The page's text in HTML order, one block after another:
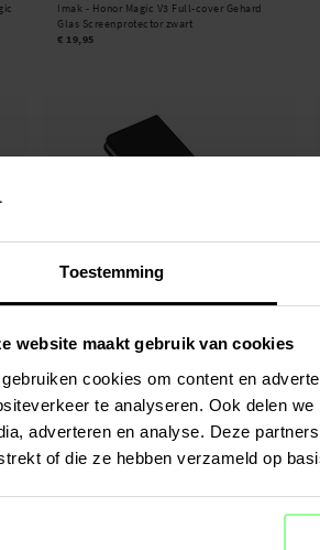
Toestemming
website maakt gebruik van cookies
cookies om content en
te analyseren. Ook delen
adverteren en analyse. Deze
of die ze hebben verzameld op
Imak - Honor Magic V3 Full-cover Gehard
Glas Screenprotector zwart
€ 19,95
Op voorraad
Dux Ducis -Skin Pro Series Honor Magic6 Pro
- Zwart
€ 17,95